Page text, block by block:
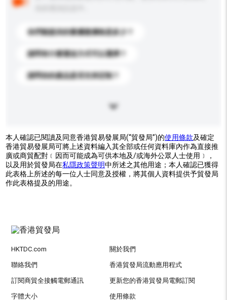
你們能提供的最優惠價格是多少？
請問有什麼運送方式可以選擇？
請問你的產品是否支持定制？
本人確認已閱讀及同意香港貿易發展局(“貿發局”)的使用條款及確定
香港貿易發展局可將上述資料編入其全部或任何資料庫內作為直接推
廣或商貿配對﹝因而可能成為可供本地及/或海外公眾人士使用﹞，
以及用於貿發局在私隱政策聲明中所述之其他用途；本人確認已獲得
此表格上所述的每一位人士同意及授權，將其個人資料提供予貿發局
作此表格提及的用途。
HKTDC.com 關於我們
聯絡我們 香港貿發局流動應用程式
訂閱商貿全接觸電郵通訊 更新您的香港貿發局電郵訂閱
字體大小 使用條款